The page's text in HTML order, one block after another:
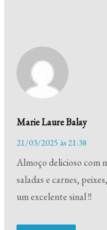
Marie Laure Balay
21/03/2025 às 21:38
Almoço delicioso com
saladas e carnes,
um excelente sinal !!